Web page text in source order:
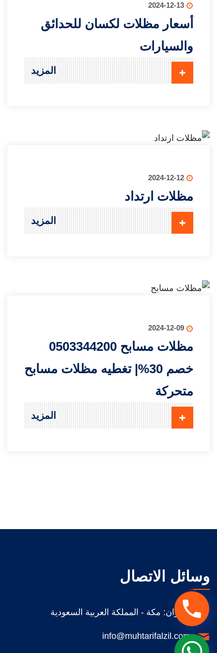
2024-12-13
أسعار مظلات لكسان للحدائق
والسيارات
المزيد
2024-12-12
مظلات ارتداد
المزيد
2024-12-09
مظلات مسابح 0503344200
خصم 30%| تغطيه مظلات مسابح
متحركة
المزيد
وسائل الاتصال
العنوان: مكة - المملكة العربية السعودية
info@muhtarifalzil.com
تحدث
معنا
الجوال
تحدث